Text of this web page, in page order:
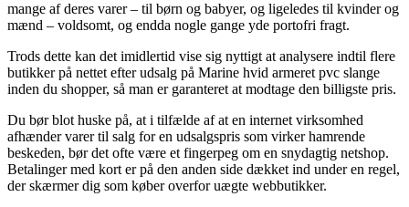
mange af deres varer – til børn og babyer, og ligeledes til kvinder og
mænd – voldsomt, og endda nogle gange yde portofri fragt.
Trods dette kan det imidlertid vise sig nyttigt at analysere indtil flere
butikker på nettet efter udsalg på Marine hvid armeret pvc slange
inden du shopper, så man er garanteret at modtage den billigste pris.
Du bør blot huske på, at i tilfælde af at en internet virksomhed
afhænder varer til salg for en udsalgspris som virker hamrende
beskeden, bør det ofte være et fingerpeg om en snydagtig netshop.
Betalinger med kort er på den anden side dækket ind under en regel,
der skærmer dig som køber overfor uægte webbutikker.